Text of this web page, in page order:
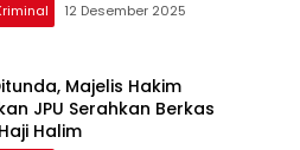
12 Desember 2025
Majelis Hakim
JPU Serahkan Berkas
Halim